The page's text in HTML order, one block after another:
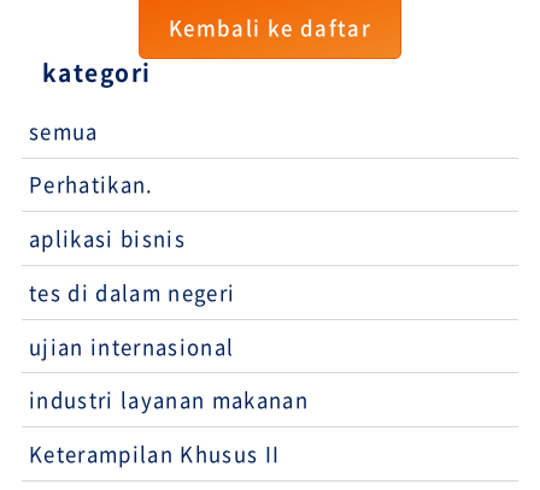
Kembali ke daftar
kategori
semua
Perhatikan.
aplikasi bisnis
tes di dalam negeri
ujian internasional
industri layanan makanan
Keterampilan Khusus II